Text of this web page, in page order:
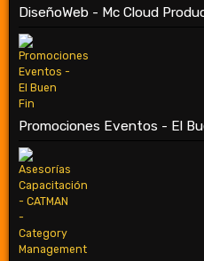
DiseñoWeb - Mc Cloud
Promociones Eventos - El